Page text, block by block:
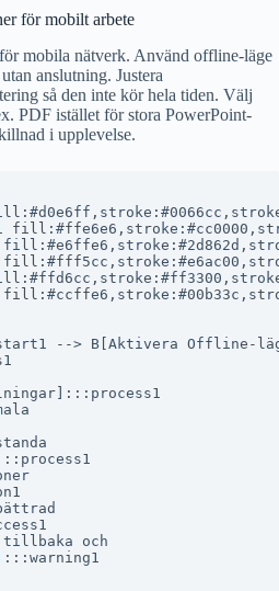
för mobilt arbete
mobila nätverk. Använd offline-läge
anslutning. Justera
så den inte kör hela tiden. Välj
PDF istället för stora PowerPoint-
i upplevelse.
--> B[Aktivera Offline-
och